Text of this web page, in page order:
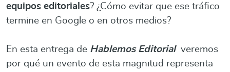
equipos editoriales? ¿Cómo evitar que ese tráfico
termine en Google o en otros medios?
En esta entrega de Hablemos Editorial veremos
por qué un evento de esta magnitud representa